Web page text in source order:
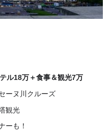
ル18万＋食事＆観光7万
ーヌ川クルーズ
観光
ーも！